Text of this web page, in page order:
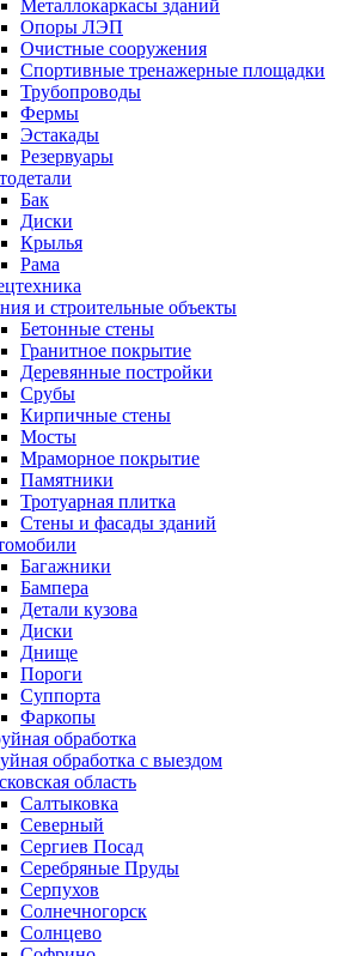
Металлокаркасы зданий
Опоры ЛЭП
Очистные сооружения
Спортивные тренажерные площадки
Трубопроводы
Фермы
Эстакады
Резервуары
Бак
Диски
Крылья
Рама
и строительные объекты
Бетонные стены
Гранитное покрытие
Деревянные постройки
Срубы
Кирпичные стены
Мосты
Мраморное покрытие
Памятники
Тротуарная плитка
Стены и фасады зданий
Багажники
Бампера
Детали кузова
Диски
Днище
Пороги
Суппорта
Фаркопы
обработка
обработка с выездом
область
Салтыковка
Северный
Сергиев Посад
Серебряные Пруды
Серпухов
Солнечногорск
Солнцево